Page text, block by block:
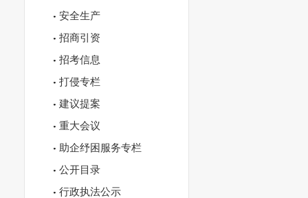
安全生产
招商引资
招考信息
打侵专栏
建议提案
重大会议
助企纾困服务专栏
公开目录
行政执法公示